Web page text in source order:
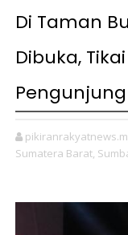
Di Taman
Dibuka,
Pengunjung
Sumatera Barat,